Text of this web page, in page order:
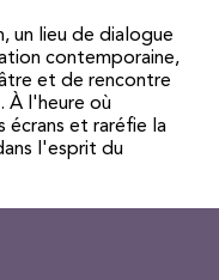
un lieu de dialogue
contemporaine,
et de rencontre
À l'heure où
écrans et raréfie la
l'esprit du